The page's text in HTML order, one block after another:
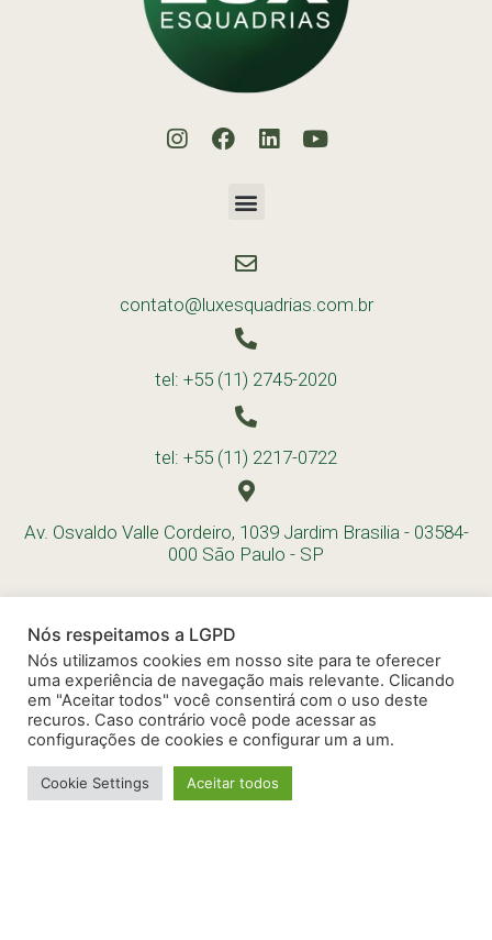
contato@luxesquadrias.com.br
tel: +55 (11) 2745-2020
tel: +55 (11) 2217-0722
Av. Osvaldo Valle Cordeiro, 1039 Jardim Brasilia - 03584-
000 São Paulo - SP
Nós respeitamos a LGPD
Nós utilizamos cookies em nosso site para te oferecer
uma experiência de navegação mais relevante. Clicando
em "Aceitar todos" você consentirá com o uso deste
recuros. Caso contrário você pode acessar as
configurações de cookies e configurar um a um.
Cookie Settings Aceitar todos